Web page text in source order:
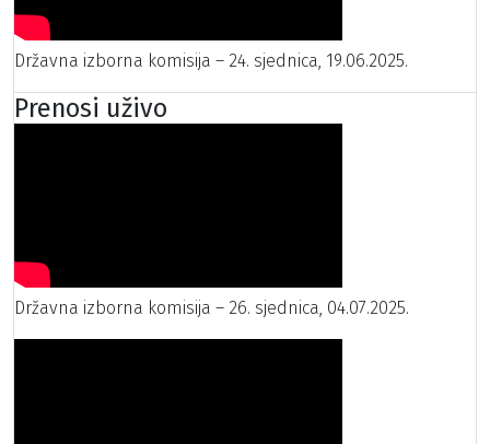
Državna izborna komisija – 24. sjednica, 19.06.2025.
Prenosi uživo
Državna izborna komisija – 26. sjednica, 04.07.2025.